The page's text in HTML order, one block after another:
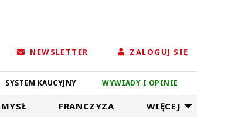
NEWSLETTER ZALOGUJ SIĘ
SYSTEM KAUCYJNY WYWIADY I OPINIE
FRANCZYZA WIĘCEJ